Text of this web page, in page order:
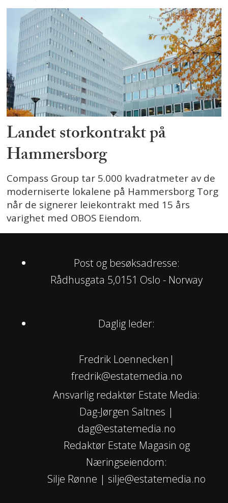
Landet storkontrakt på
Hammersborg
Compass Group tar 5.000 kvadratmeter av de
moderniserte lokalene på Hammersborg Torg
når de signerer leiekontrakt med 15 års
varighet med OBOS Eiendom.
Post og besøksadresse:
Rådhusgata 5,0151 Oslo - Norway
Daglig leder:
Fredrik Loennecken|
fredrik@estatemedia.no
Ansvarlig redaktør Estate Media:
Dag-Jørgen Saltnes |
dag@estatemedia.no
Redaktør Estate Magasin og
Næringseiendom:
Silje Rønne | silje@estatemedia.no